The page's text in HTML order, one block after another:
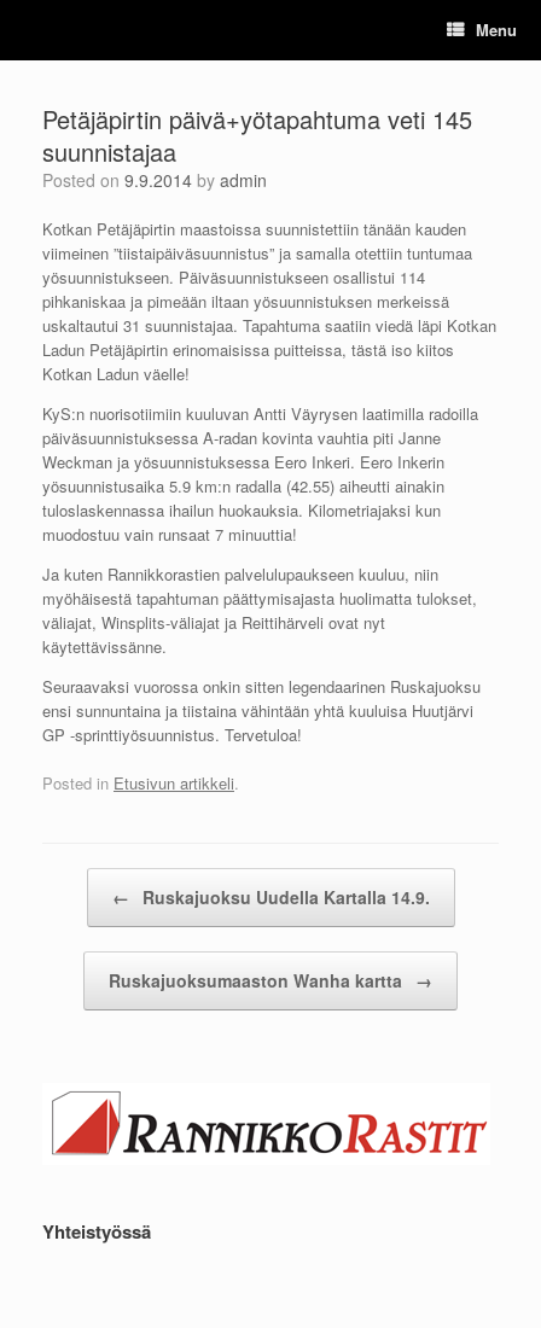
content
Menu
Petäjäpirtin päivä+yötapahtuma veti 145
suunnistajaa
Posted on 9.9.2014 by admin
Kotkan Petäjäpirtin maastoissa suunnistettiin tänään kauden
viimeinen ”tiistaipäiväsuunnistus” ja samalla otettiin tuntumaa
yösuunnistukseen. Päiväsuunnistukseen osallistui 114
pihkaniskaa ja pimeään iltaan yösuunnistuksen merkeissä
uskaltautui 31 suunnistajaa. Tapahtuma saatiin viedä läpi Kotkan
Ladun Petäjäpirtin erinomaisissa puitteissa, tästä iso kiitos
Kotkan Ladun väelle!
KyS:n nuorisotiimiin kuuluvan Antti Väyrysen laatimilla radoilla
päiväsuunnistuksessa A-radan kovinta vauhtia piti Janne
Weckman ja yösuunnistuksessa Eero Inkeri. Eero Inkerin
yösuunnistusaika 5.9 km:n radalla (42.55) aiheutti ainakin
tuloslaskennassa ihailun huokauksia. Kilometriajaksi kun
muodostuu vain runsaat 7 minuuttia!
Ja kuten Rannikkorastien palvelulupaukseen kuuluu, niin
myöhäisestä tapahtuman päättymisajasta huolimatta tulokset,
väliajat, Winsplits-väliajat ja Reittihärveli ovat nyt
käytettävissänne.
Seuraavaksi vuorossa onkin sitten legendaarinen Ruskajuoksu
ensi sunnuntaina ja tiistaina vähintään yhtä kuuluisa Huutjärvi
GP -sprinttiyösuunnistus. Tervetuloa!
Posted in Etusivun artikkeli.
← Ruskajuoksu Uudella Kartalla 14.9.
Ruskajuoksumaaston Wanha kartta →
Yhteistyössä